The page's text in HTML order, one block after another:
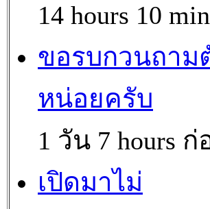
14 hours 10
ขอรบกวนถาม
หน่อยครับ
1 วัน 7 hours ก่
เปิดมาไม่